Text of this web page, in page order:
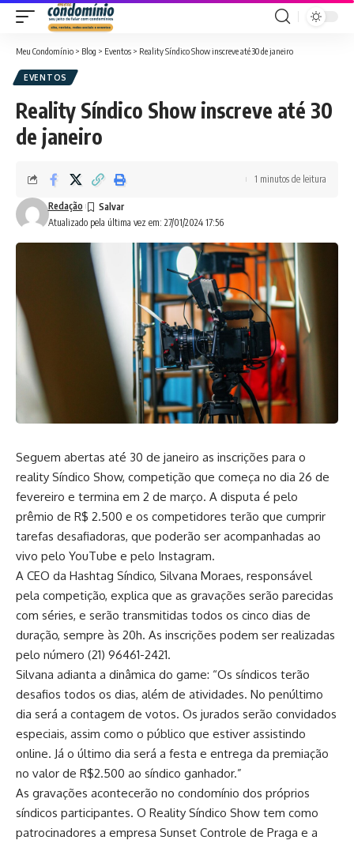
Meu Condomínio > Blog > Eventos > Reality Síndico Show inscreve até 30 de janeiro
EVENTOS
Reality Síndico Show inscreve até 30
de janeiro
Atualizado pela última vez em: 27/01/2024 17:56
Redação
1 minutos de leitura
Seguem abertas até 30 de janeiro as inscrições para o
reality Síndico Show, competição que começa no dia 26 de
fevereiro e termina em 2 de março. A disputa é pelo
prêmio de R$ 2.500 e os competidores terão que cumprir
tarefas desafiadoras, que poderão ser acompanhadas ao
vivo pelo YouTube e pelo Instagram.
A CEO da Hashtag Síndico, Silvana Moraes, responsável
pela competição, explica que as gravações serão parecidas
com séries, e serão transmitidas todos os cinco dias de
duração, sempre às 20h. As inscrições podem ser realizadas
pelo número (21) 96461-2421.
Silvana adianta a dinâmica do game: “Os síndicos terão
desafios todos os dias, além de atividades. No penúltimo
dia será a contagem de votos. Os jurados serão convidados
especiais, assim como o público que estiver assistindo
online. Já o último dia será a festa e entrega da premiação
no valor de R$2.500 ao síndico ganhador.”
As gravações acontecerão no condomínio dos próprios
síndicos participantes. O Reality Síndico Show tem como
patrocinadores a empresa Sunset Controle de Praga e a